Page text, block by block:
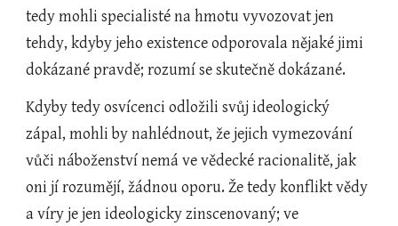
tedy mohli specialisté na hmotu vyvozovat jen
tehdy, kdyby jeho existence odporovala nějaké jimi
dokázané pravdě; rozumí se skutečně dokázané.
Kdyby tedy osvícenci odložili svůj ideologický
zápal, mohli by nahlédnout, že jejich vymezování
vůči náboženství nemá ve vědecké racionalitě, jak
oni jí rozumějí, žádnou oporu. Že tedy konflikt vědy
a víry je jen ideologicky zinscenovaný; ve